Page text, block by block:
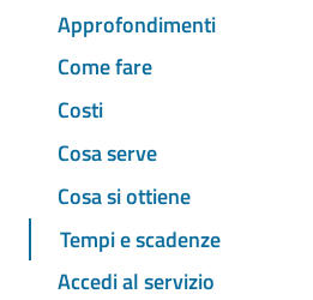
Approfondimenti
Come fare
Costi
Cosa serve
Cosa si ottiene
Tempi e scadenze
Accedi al servizio